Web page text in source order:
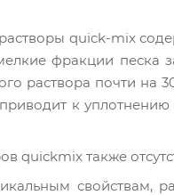
quick-mix
фракции песка
раствора почти
к
quickmix также
свойствам,